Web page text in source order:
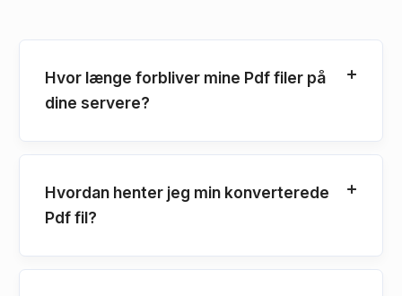
Hvor længe forbliver mine Pdf filer på
dine servere?
Hvordan henter jeg min konverterede
Pdf fil?